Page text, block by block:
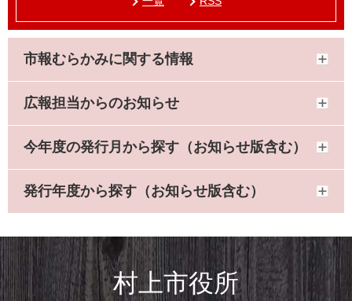
市報むらかみに関する情報
広報担当からのお知らせ
今年度の発行月から探す（お知らせ版含む）
発行年度から探す（お知らせ版含む）
村上市役所